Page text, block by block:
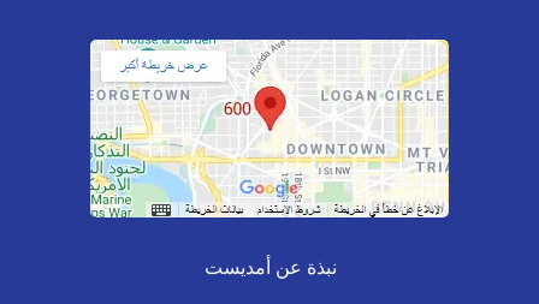
نبذة عن أمديست